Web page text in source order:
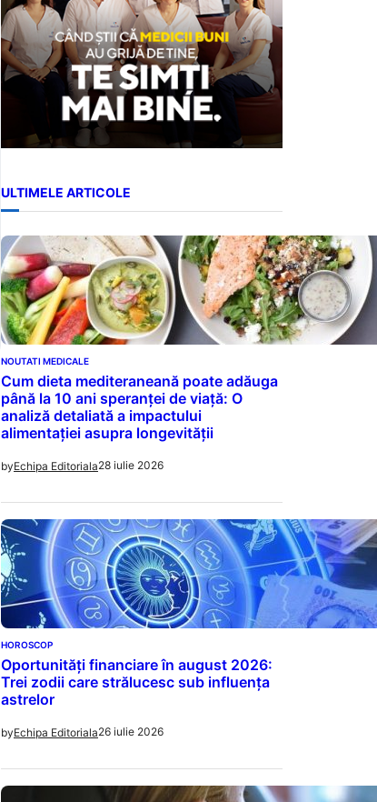
ULTIMELE ARTICOLE
NOUTATI MEDICALE
Cum dieta mediteraneană poate adăuga
până la 10 ani speranței de viață: O
analiză detaliată a impactului
alimentației asupra longevității
byEchipa Editoriala28 iulie 2026
HOROSCOP
Oportunități financiare în august 2026:
Trei zodii care strălucesc sub influența
astrelor
byEchipa Editoriala26 iulie 2026